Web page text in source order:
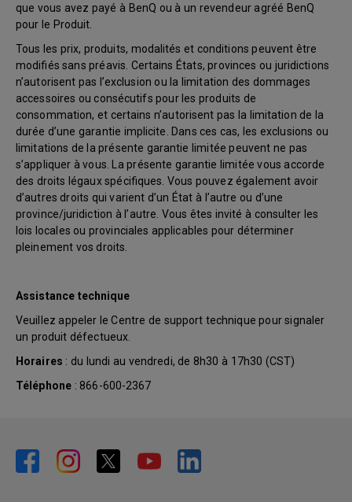
que vous avez payé à BenQ ou à un revendeur agréé BenQ
pour le Produit.
Tous les prix, produits, modalités et conditions peuvent être
modifiés sans préavis. Certains États, provinces ou juridictions
n’autorisent pas l’exclusion ou la limitation des dommages
accessoires ou consécutifs pour les produits de
consommation, et certains n’autorisent pas la limitation de la
durée d’une garantie implicite. Dans ces cas, les exclusions ou
limitations de la présente garantie limitée peuvent ne pas
s’appliquer à vous. La présente garantie limitée vous accorde
des droits légaux spécifiques. Vous pouvez également avoir
d’autres droits qui varient d’un État à l’autre ou d’une
province/juridiction à l’autre. Vous êtes invité à consulter les
lois locales ou provinciales applicables pour déterminer
pleinement vos droits.
Assistance technique
Veuillez appeler le Centre de support technique pour signaler
un produit défectueux.
Horaires : du lundi au vendredi, de 8h30 à 17h30 (CST)
Téléphone : 866-600-2367